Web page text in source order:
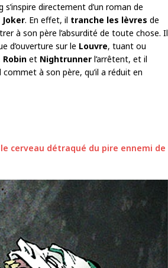
directement d’un roman de
. En effet, il tranche les lèvres de
à son père l’absurdité de toute chose. Il
d’ouverture sur le Louvre, tuant ou
Robin et Nightrunner l’arrêtent, et il
à son père, qu’il a réduit en
le cerveau détraqué du pire ennemi de